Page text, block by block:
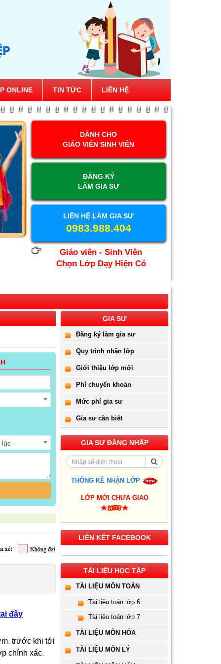
ONLINE TIN TỨC LIÊN HỆ
DÀNH CHO
GIÁO VIÊN SINH VIÊN
ĐĂNG KÝ
LÀM GIA SƯ
LIÊN HỆ LÀM GIA SƯ
0983.988.404
Giáo viên - Sinh Viên
Chọn Lớp Dạy Hiện Có
lúc -
đây
trước khi tới
chính xác.
GIA SƯ
Đăng ký làm gia sư
Quy trình nhận lớp
Giới thiệu lớp mới
Phí chuyển khoản
Mức phí gia sư
Gia sư cần biết
GIA SƯ ĐĂNG NHẬP
THỐNG KÊ NHẬN LỚP
LỚP MỚI CHƯA GIAO
LIÊN KẾT FACEBOOK
TÀI LIỆU HỌC TẬP
TÀI LIỆU MÔN TOÁN
Tài liệu toán lớp 6
Tài liệu toán lớp 7
TÀI LIỆU MÔN HÓA
TÀI LIỆU MÔN LÝ
Gia Sư Luyện Thi IELTS
Cấp Tốc - Lộ Trình Đạt
Band 6.0-8.0 Trong 2-4
Tháng
Gia sư luyện thi TOEIC -
Phương pháp đạt 900+
điểm nhanh nhất
Gia Sư Piano Cho Trẻ
Em Tại HCM
Cho Sinh Viên: Hướng
Dẫn Chi Tiết Từ A-Z Cho